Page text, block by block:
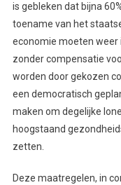
is gebleken dat bijna
toename van het
economie moeten weer
zonder compensatie
worden door gekozen
een democratisch
maken om degelijke
hoogstaand
zetten.
Deze maatregelen, in